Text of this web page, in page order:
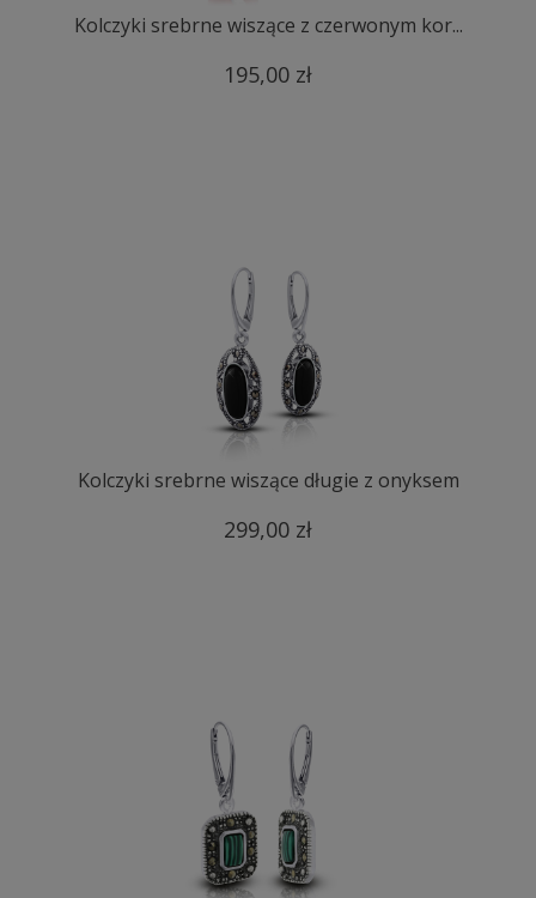
Kolczyki srebrne wiszące z czerwonym kor...
195,00 zł
Kolczyki srebrne wiszące długie z onyksem
299,00 zł